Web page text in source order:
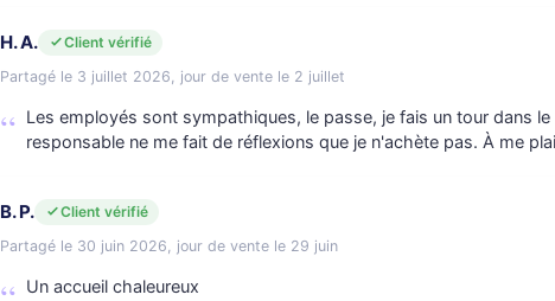
H. A.
Client vérifié
Partagé le 3 juillet 2026, jour de vente le 2 juillet
Les employés sont sympathiques, le passe, je fais un tour dans
responsable ne me fait de réflexions que je n'achète pas. À me
B. P.
Client vérifié
Partagé le 30 juin 2026, jour de vente le 29 juin
Un accueil chaleureux